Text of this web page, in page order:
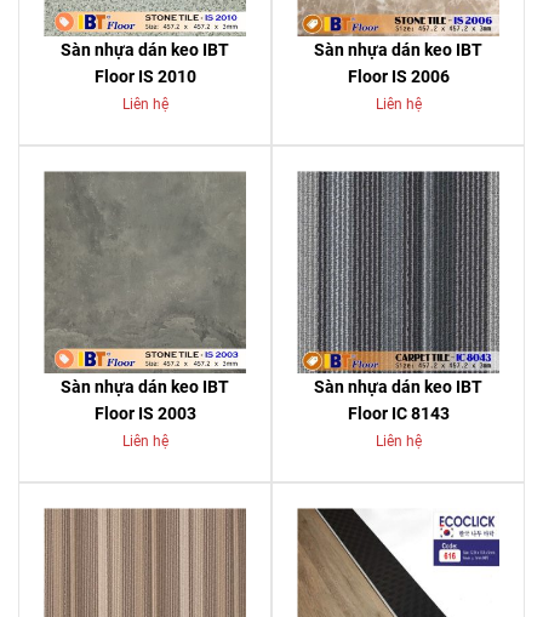
Sàn nhựa dán keo IBT
Floor IS 2010
Liên hệ
Sàn nhựa dán keo IBT
Floor IS 2006
Liên hệ
Sàn nhựa dán keo IBT
Floor IS 2003
Liên hệ
Sàn nhựa dán keo IBT
Floor IC 8143
Liên hệ